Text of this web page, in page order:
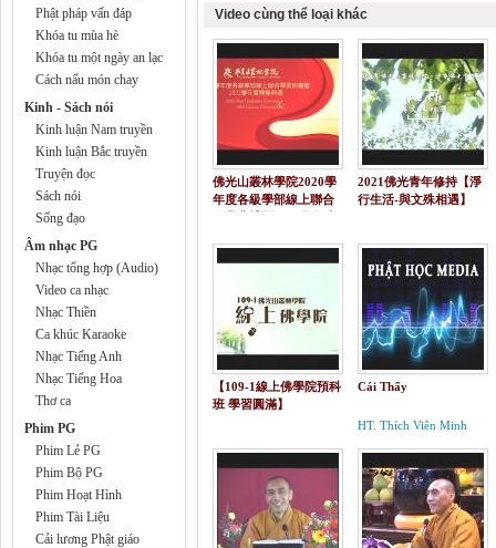
Phật pháp vấn đáp
Khóa tu mùa hè
Khóa tu một ngày an lạc
Cách nấu món chay
Kinh - Sách nói
Kinh luận Nam truyền
Kinh luận Bắc truyền
Truyện đọc
Sách nói
Sống đạo
Âm nhạc PG
Nhạc tổng hợp (Audio)
Video ca nhạc
Nhạc Thiền
Ca khúc Karaoke
Nhạc Tiếng Anh
Nhạc Tiếng Hoa
Thơ ca
Phim PG
Phim Lẻ PG
Phim Bộ PG
Phim Hoạt Hình
Phim Tài Liệu
Cải lương Phật giáo
Video cùng thể loại khác
佛光山叢林學院2020學
年度各級學部線上聯合
2021佛光青年修持【淨
行生活-與文殊相遇】
【109-1線上佛學院預科
班 學習圓滿】
Cái Thấy
HT. Thích Viên Minh